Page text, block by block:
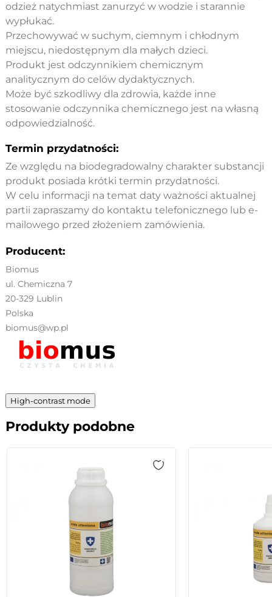
odzież natychmiast zanurzyć w wodzie i starannie
wypłukać.
Przechowywać w suchym, ciemnym i chłodnym
miejscu, niedostępnym dla małych dzieci.
Produkt jest odczynnikiem chemicznym
analitycznym do celów dydaktycznych.
Może być szkodliwy dla zdrowia, każde inne
stosowanie odczynnika chemicznego jest na własną
odpowiedzialność.
Termin przydatności:
Ze względu na biodegradowalny charakter substancji
produkt posiada krótki termin przydatności.
W celu informacji na temat daty ważności aktualnej
partii zapraszamy do kontaktu telefonicznego lub e-
mailowego przed złożeniem zamówienia.
Producent:
Biomus
ul. Chemiczna 7
20-329 Lublin
Polska
biomus@wp.pl
High-contrast mode
Produkty podobne